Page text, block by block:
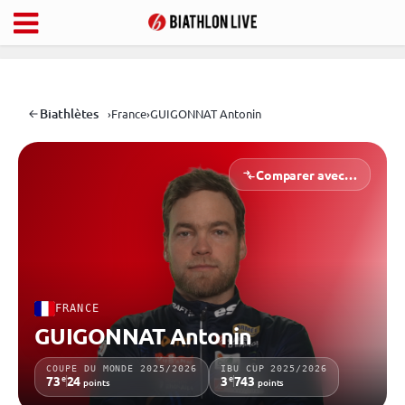
Biathlètes ›France›GUIGONNAT Antonin
FRANCE
GUIGONNAT Antonin
COUPE DU MONDE 2025/2026
73e24 points
IBU CUP 2025/2026
3e743 points
Comparer avec…